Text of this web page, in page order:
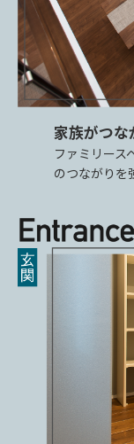
家族がつな
ファミリース
のつながりを